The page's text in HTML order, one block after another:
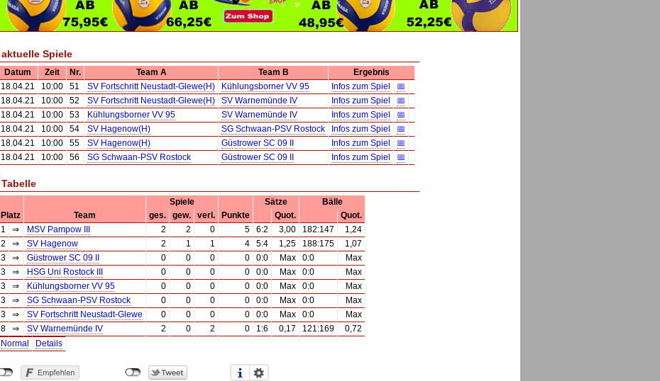
aktuelle Spiele
Datum Zeit Nr. Team A Team B
Ergebnis
18.04.21
10:00 51 SV Fortschritt Neustadt-Glewe(H) Kühlungsborner VV 95 Infos zum Spiel
📅
18.04.21
10:00 52 SV Fortschritt Neustadt-Glewe(H) SV Warnemünde IV Infos zum Spiel
📅
18.04.21
10:00 53 Kühlungsborner VV 95 SV Warnemünde IV Infos zum Spiel
📅
18.04.21
10:00 54 SV Hagenow(H) SG Schwaan-PSV Rostock Infos zum Spiel
📅
18.04.21
10:00 55 SV Hagenow(H) Güstrower SC 09 II Infos zum Spiel
📅
18.04.21
10:00 56 SG Schwaan-PSV Rostock Güstrower SC 09 II Infos zum Spiel 📅
Tabelle
Spiele Sätze
Bälle
Platz
Team ges. gew. verl. Punkte Quot.
Quot.
1
⇒ MSV Pampow III 2 2 0 5 6:2 3,00 182:147
1,24
2
⇒ SV Hagenow 2 1 1 4 5:4 1,25 188:175
1,07
3
⇒ Güstrower SC 09 II 0 0 0 0 0:0 Max 0:0
Max
3
⇒ HSG Uni Rostock III 0 0 0 0 0:0 Max 0:0
Max
3
⇒ Kühlungsborner VV 95 0 0 0 0 0:0 Max 0:0
Max
3
⇒ SG Schwaan-PSV Rostock 0 0 0 0 0:0 Max 0:0
Max
3
⇒ SV Fortschritt Neustadt-Glewe 0 0 0 0 0:0 Max 0:0
Max
8
⇒ SV Warnemünde IV 2 0 2 0 1:6 0,17 121:169
0,72
Normal
Details